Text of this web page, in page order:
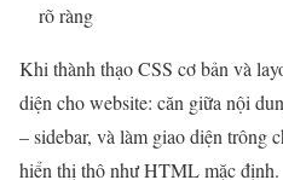
rõ ràng
Khi thành thạo CSS cơ bản và
diện cho website: căn giữa nội
– sidebar, và làm giao diện trông
hiển thị thô như HTML mặc định.